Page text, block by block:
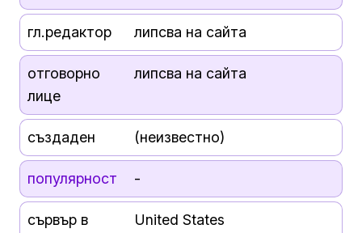
гл.редактор липсва на сайта
отговорно
лице
липсва на сайта
създаден (неизвестно)
популярност -
сървър в
United States